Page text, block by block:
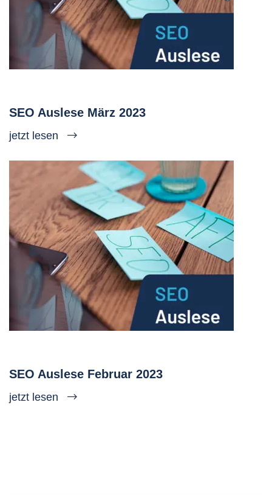
SEO Auslese März 2023
jetzt lesen
SEO Auslese Februar 2023
jetzt lesen